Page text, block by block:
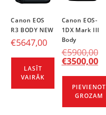
Canon EOS
R3 BODY NEW
€5647,00
LASĪT
VAIRĀK
Canon EOS-
1DX Mark III
Body
€5900,00
€3500,00
PIEVIENOT
GROZAM